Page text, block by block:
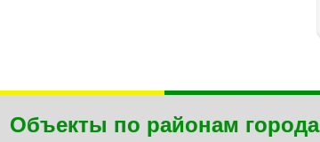
Объекты по районам города